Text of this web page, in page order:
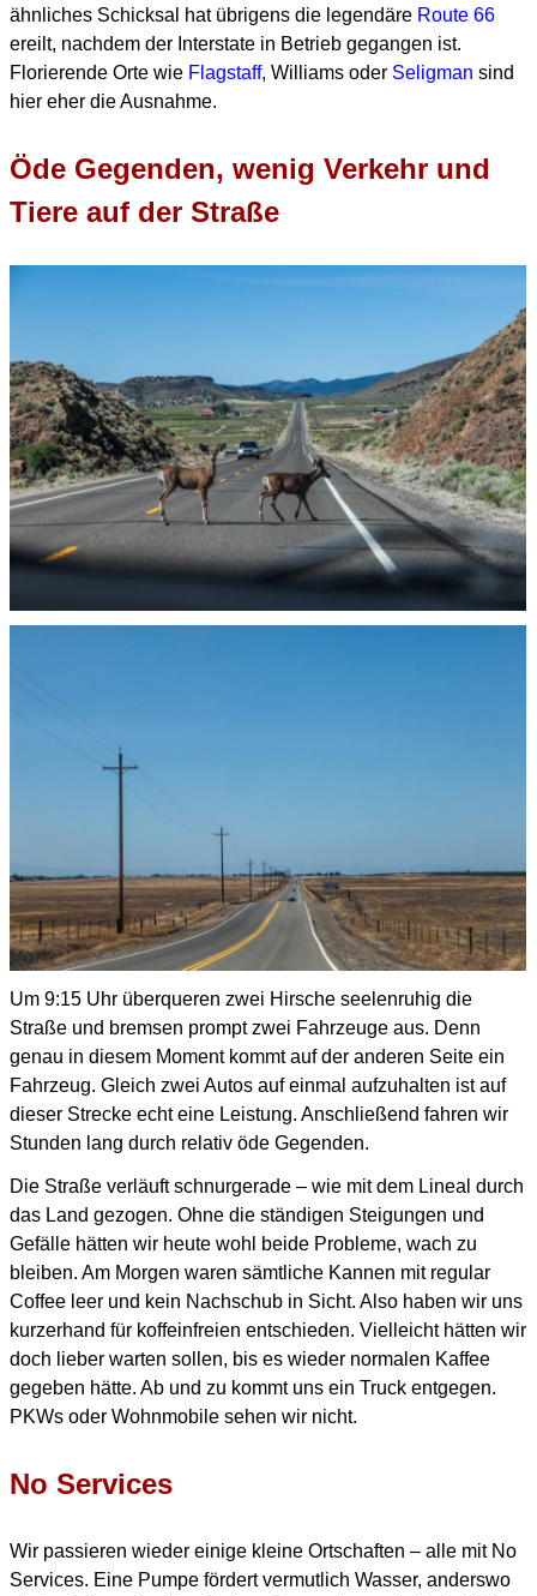
ähnliches Schicksal hat übrigens die legendäre Route 66
ereilt, nachdem der Interstate in Betrieb gegangen ist.
Florierende Orte wie Flagstaff, Williams oder Seligman sind
hier eher die Ausnahme.
Öde Gegenden, wenig Verkehr und
Tiere auf der Straße
Um 9:15 Uhr überqueren zwei Hirsche seelenruhig die
Straße und bremsen prompt zwei Fahrzeuge aus. Denn
genau in diesem Moment kommt auf der anderen Seite ein
Fahrzeug. Gleich zwei Autos auf einmal aufzuhalten ist auf
dieser Strecke echt eine Leistung. Anschließend fahren wir
Stunden lang durch relativ öde Gegenden.
Die Straße verläuft schnurgerade – wie mit dem Lineal durch
das Land gezogen. Ohne die ständigen Steigungen und
Gefälle hätten wir heute wohl beide Probleme, wach zu
bleiben. Am Morgen waren sämtliche Kannen mit regular
Coffee leer und kein Nachschub in Sicht. Also haben wir uns
kurzerhand für koffeinfreien entschieden. Vielleicht hätten wir
doch lieber warten sollen, bis es wieder normalen Kaffee
gegeben hätte. Ab und zu kommt uns ein Truck entgegen.
PKWs oder Wohnmobile sehen wir nicht.
No Services
Wir passieren wieder einige kleine Ortschaften – alle mit No
Services. Eine Pumpe fördert vermutlich Wasser, anderswo